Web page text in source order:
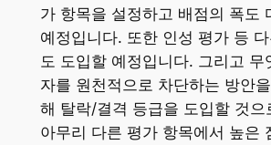
가 항목을 설정하고 배점의 폭도
예정입니다. 또한 인성 평가 등
도 도입할 예정입니다. 그리고 무
자를 원천적으로 차단하는 방안
해 탈락/결격 등급을 도입할 것으
아무리 다른 평가 항목에서 높은